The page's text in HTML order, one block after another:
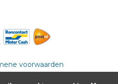
voorwaarden